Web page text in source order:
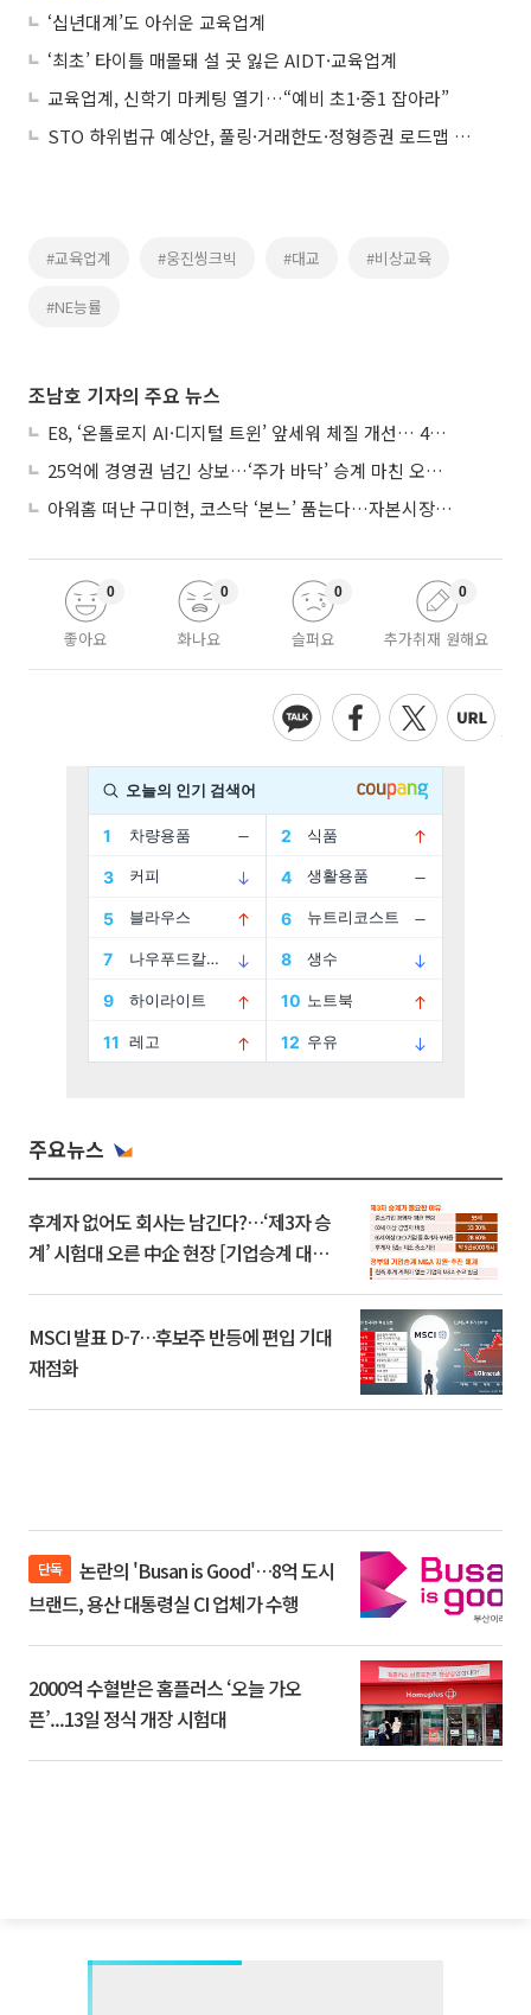
‘십년대계’도 아쉬운 교육업계
‘최초’ 타이틀 매몰돼 설 곳 잃은 AIDT·교육업계
교육업계, 신학기 마케팅 열기…“예비 초1·중1 잡아라”
STO 하위법규 예상안, 풀링·거래한도·정형증권 로드맵 제시
#교육업계 #웅진씽크빅 #대교 #비상교육
#NE능률
조남호 기자의 주요 뉴스
E8, ‘온톨로지 AI·디지털 트윈’ 앞세워 체질 개선… 4분기 흑자전환 총력
25억에 경영권 넘긴 상보…‘주가 바닥’ 승계 마친 오너 2세, 주가 부양 나설까
아워홈 떠난 구미현, 코스닥 ‘본느’ 품는다…자본시장 전면 등판
좋아요
0
화나요
0
슬퍼요
0
추가취재 원해요
0
주요뉴스
후계자 없어도 회사는 남긴다?…‘제3자 승
계’ 시험대 오른 中企 현장 [기업승계 대전
MSCI 발표 D-7…후보주 반등에 편입 기대
재점화
단독
브랜드, 용산 대통령실 CI 업체가 수행
2000억 수혈받은 홈플러스 ‘오늘 가오
픈’...13일 정식 개장 시험대